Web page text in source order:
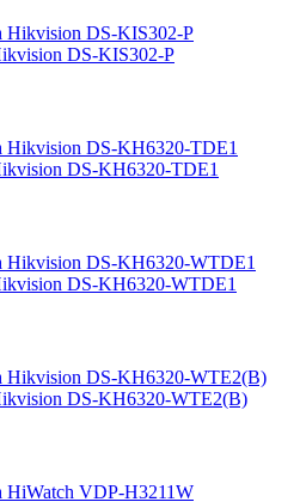
DS-KIS302-P
DS-KH6320-TDE1
DS-KH6320-WTDE1
DS-KH6320-WTE2(B)